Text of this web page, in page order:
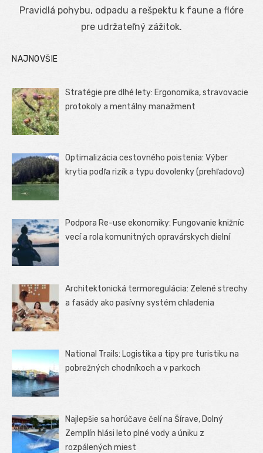
Pravidlá pohybu, odpadu a rešpektu k faune a flóre
pre udržateľný zážitok.
NAJNOVŠIE
Stratégie pre dlhé lety: Ergonomika, stravovacie
protokoly a mentálny manažment
Optimalizácia cestovného poistenia: Výber
krytia podľa rizík a typu dovolenky (prehľadovo)
Podpora Re-use ekonomiky: Fungovanie knižníc
vecí a rola komunitných opravárskych dielní
Architektonická termoregulácia: Zelené strechy
a fasády ako pasívny systém chladenia
National Trails: Logistika a tipy pre turistiku na
pobrežných chodníkoch a v parkoch
Najlepšie sa horúčave čelí na Šírave, Dolný
Zemplín hlási leto plné vody a úniku z
rozpálených miest